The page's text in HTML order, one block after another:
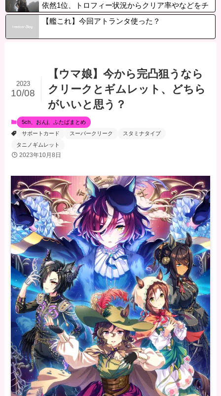
依然1位、トロフィー状況からクリア率やなどをチ
ェック。プレイした感想を聞かせて！
【艦これ】今回アトランタ使った？
【ウマ娘】今から完凸狙うなら
クリークとギムレット、どちら
がいいと思う？
2023
10/08
5ch、おんj、ふたばまとめ
サポートカード
スーパークリーク
スタミナタイプ
タニノギムレット
2023年10月8日